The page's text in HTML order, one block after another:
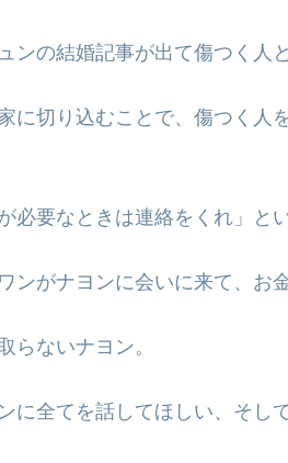
ンの結婚記事が出て傷つく人
に切り込むことで、傷つく
必要なときは連絡をくれ」と
ンがナヨンに会いに来て、お
らないナヨン。
に全てを話してほしい、そし